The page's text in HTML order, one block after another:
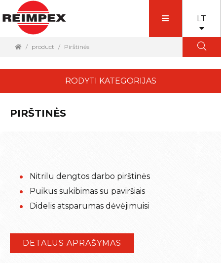
LT
product Pirštinės
RODYTI KATEGORIJAS
PIRŠTINĖS
Nitrilu dengtos darbo pirštinės
Puikus sukibimas su paviršiais
Didelis atsparumas dėvėjimuisi
DETALUS APRAŠYMAS